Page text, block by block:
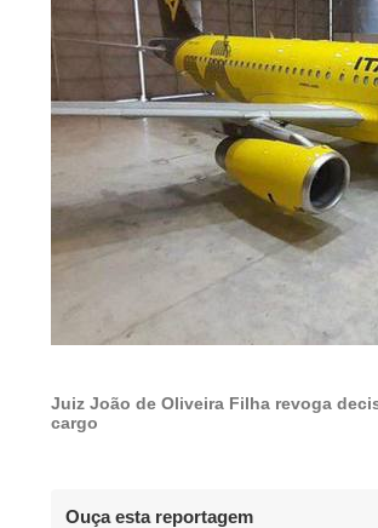
Juiz João de Oliveira Filha revoga
cargo
Ouça esta reportagem